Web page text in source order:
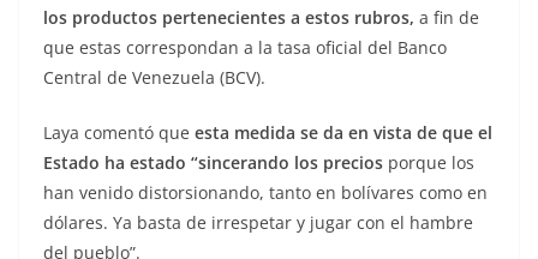
los productos pertenecientes a estos rubros, a fin de
que estas correspondan a la tasa oficial del Banco
Central de Venezuela (BCV).
Laya comentó que esta medida se da en vista de que el
Estado ha estado “sincerando los precios porque los
han venido distorsionando, tanto en bolívares como en
dólares. Ya basta de irrespetar y jugar con el hambre
del pueblo”.